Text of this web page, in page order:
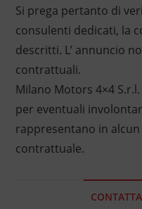
Si prega pertanto di
consulenti dedicati, la
descritti. L’ annuncio
contrattuali.
Milano Motors 4×4
per eventuali
rappresentano in
contrattuale.